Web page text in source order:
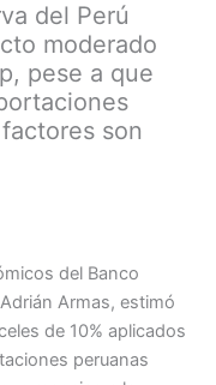
Menu
del Perú
moderado
pese a que
son
del Banco
Armas, estimó
de 10% aplicados
peruanas